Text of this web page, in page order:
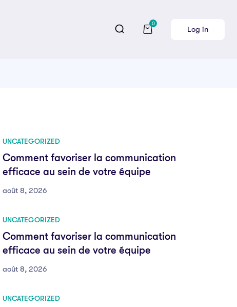
0
Log in
UNCATEGORIZED
Comment favoriser la communication
efficace au sein de votre équipe
août 8, 2026
UNCATEGORIZED
Comment favoriser la communication
efficace au sein de votre équipe
août 8, 2026
UNCATEGORIZED